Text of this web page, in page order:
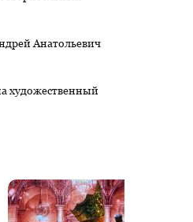
Анатольевич
художественный